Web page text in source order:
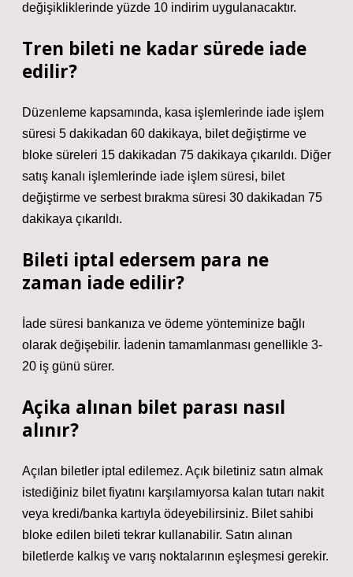
değişikliklerinde yüzde 10 indirim uygulanacaktır.
Tren bileti ne kadar sürede iade
edilir?
Düzenleme kapsamında, kasa işlemlerinde iade işlem
süresi 5 dakikadan 60 dakikaya, bilet değiştirme ve
bloke süreleri 15 dakikadan 75 dakikaya çıkarıldı. Diğer
satış kanalı işlemlerinde iade işlem süresi, bilet
değiştirme ve serbest bırakma süresi 30 dakikadan 75
dakikaya çıkarıldı.
Bileti iptal edersem para ne
zaman iade edilir?
İade süresi bankanıza ve ödeme yönteminize bağlı
olarak değişebilir. İadenin tamamlanması genellikle 3-
20 iş günü sürer.
Açika alınan bilet parası nasıl
alınır?
Açılan biletler iptal edilemez. Açık biletiniz satın almak
istediğiniz bilet fiyatını karşılamıyorsa kalan tutarı nakit
veya kredi/banka kartıyla ödeyebilirsiniz. Bilet sahibi
bloke edilen bileti tekrar kullanabilir. Satın alınan
biletlerde kalkış ve varış noktalarının eşleşmesi gerekir.